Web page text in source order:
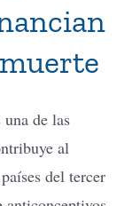
de las
al
del tercer